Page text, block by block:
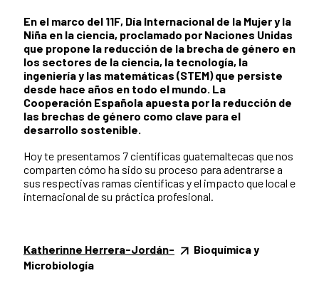
En el marco del 11F, Día Internacional de la Mujer y la
Niña en la ciencia, proclamado por Naciones Unidas
que propone la reducción de la brecha de género en
los sectores de la ciencia, la tecnología, la
ingeniería y las matemáticas (STEM) que persiste
desde hace años en todo el mundo. La
Cooperación Española apuesta por la reducción de
las brechas de género como clave para el
desarrollo sostenible.
Hoy te presentamos 7 científicas guatemaltecas que nos
comparten cómo ha sido su proceso para adentrarse a
sus respectivas ramas científicas y el impacto que local e
internacional de su práctica profesional.
Katherinne Herrera-Jordán-
Bioquímica y
Microbiología